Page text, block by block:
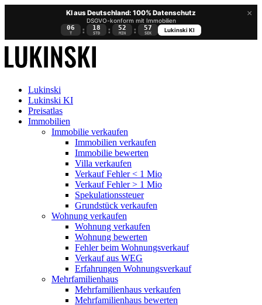
×
KI aus Deutschland: 100% Datenschutz
DSGVO-konform mit Immobilien
06
T : 18
STD : 52
MIN : 56
SEK
Lukinski KI
Lukinski
Lukinski KI
Preisatlas
Immobilien
Immobilie verkaufen
Immobilien verkaufen
Immobilie bewerten
Villa verkaufen
Verkauf Fehler < 1 Mio
Verkauf Fehler > 1 Mio
Spekulationssteuer
Grundstück verkaufen
Wohnung verkaufen
Wohnung verkaufen
Wohnung bewerten
Fehler beim Wohnungsverkauf
Verkauf aus WEG
Erfahrungen Wohnungsverkauf
Mehrfamilienhaus
Mehrfamilienhaus verkaufen
Mehrfamilienhaus bewerten